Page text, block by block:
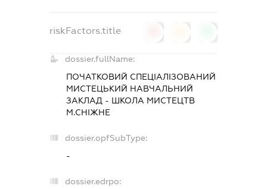
riskFactors.title
dossier.fullName:
ПОЧАТКОВИЙ СПЕЦІАЛІЗОВАНИЙ
МИСТЕЦЬКИЙ НАВЧАЛЬНИЙ
ЗАКЛАД - ШКОЛА МИСТЕЦТВ
М.СНІЖНЕ
dossier.opfSubType:
-
dossier.edrpo: